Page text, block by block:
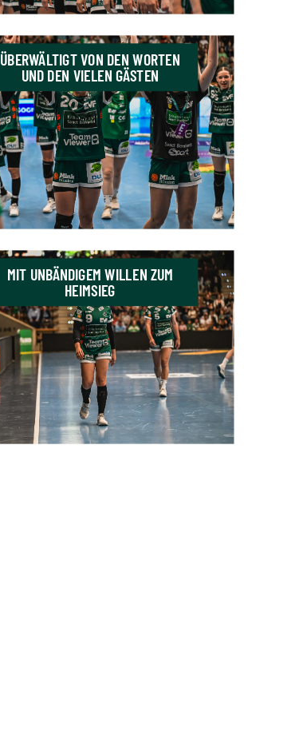
ÜBERWÄLTIGT VON DEN WORTEN
UND DEN VIELEN GÄSTEN
MIT UNBÄNDIGEM WILLEN ZUM
HEIMSIEG